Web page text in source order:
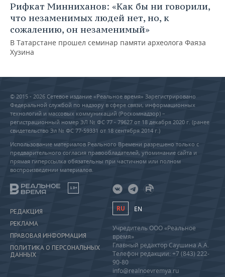
Рифкат Минниханов: «Как бы ни говорили,
что незаменимых людей нет, но, к
сожалению, он незаменимый»
В Татарстане прошел семинар памяти археолога Фаяза
Хузина
© 2015 - 2026 Сетевое издание «Реальное время» Зарегистрировано
Федеральной службой по надзору в сфере связи, информационных
технологий и массовых коммуникаций (Роскомнадзор) –
регистрационный номер ЭЛ № ФС 77 - 79627 от 18 декабря 2020 г. (ранее
свидетельство Эл № ФС 77-59331 от 18 сентября 2014 г.)
Использование материалов Реального Времени разрешено только с
предварительного согласия правообладателей, упоминание сайта и
прямая гиперссылка обязательны при частичном или полном
воспроизведении материалов.
18+
РЕДАКЦИЯ
РЕКЛАМА
ПРАВОВАЯ ИНФОРМАЦИЯ
ПОЛИТИКА О ПЕРСОНАЛЬНЫХ
ДАННЫХ
RU EN
Учредитель ООО «Реальное
время»
Главный редактор Саушина А.А.
Телефон редакции: +7 (843) 222-
90-80
info@realnoevremya.ru